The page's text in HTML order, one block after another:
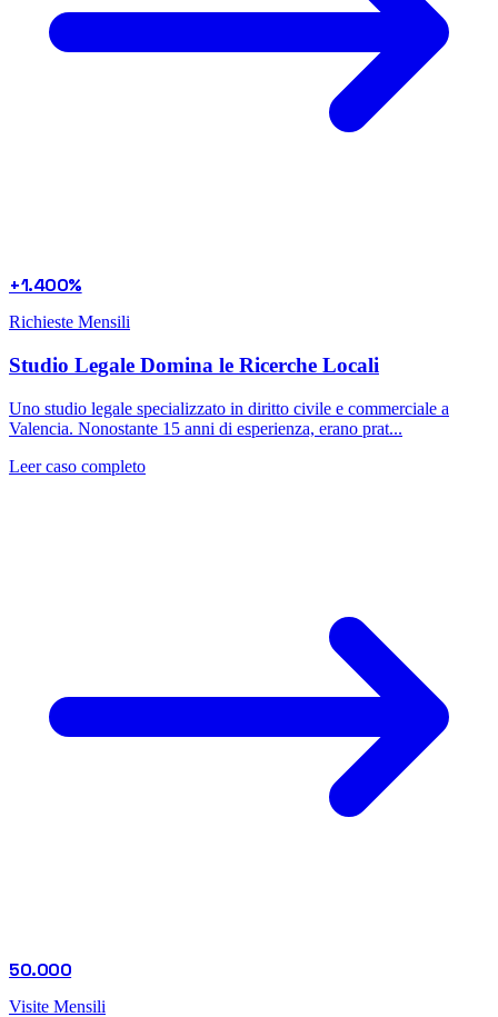
+1.400%
Richieste Mensili
Studio Legale Domina le Ricerche Locali
Uno studio legale specializzato in diritto civile e commerciale a
Valencia. Nonostante 15 anni di esperienza, erano prat...
Leer caso completo
50.000
Visite Mensili